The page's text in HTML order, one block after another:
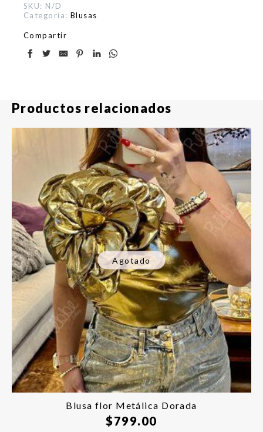
SKU: N/D
Categoría: Blusas
Compartir
Productos relacionados
Agotado
Blusa flor Metálica Dorada
$799.00